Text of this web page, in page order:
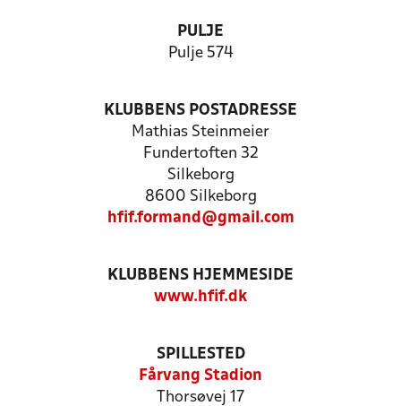
PULJE
Pulje 574
KLUBBENS POSTADRESSE
Mathias Steinmeier
Fundertoften 32
Silkeborg
8600 Silkeborg
hfif.formand@gmail.com
KLUBBENS HJEMMESIDE
www.hfif.dk
SPILLESTED
Fårvang Stadion
Thorsøvej 17